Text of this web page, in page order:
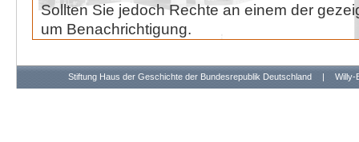
Sollten Sie jedoch Rechte an einem der
um Benachrichtigung.
Stiftung Haus der Geschichte der Bundesrepublik Deutschland | Willy-